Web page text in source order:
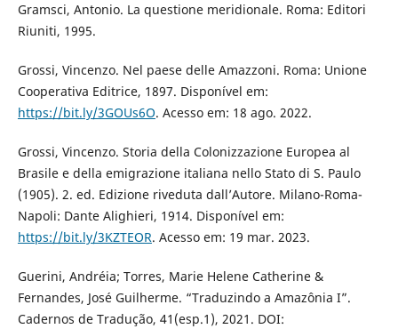
Gramsci, Antonio. La questione meridionale. Roma: Editori
Riuniti, 1995.
Grossi, Vincenzo. Nel paese delle Amazzoni. Roma: Unione
Cooperativa Editrice, 1897. Disponível em:
https://bit.ly/3GOUs6O. Acesso em: 18 ago. 2022.
Grossi, Vincenzo. Storia della Colonizzazione Europea al
Brasile e della emigrazione italiana nello Stato di S. Paulo
(1905). 2. ed. Edizione riveduta dall’Autore. Milano-Roma-
Napoli: Dante Alighieri, 1914. Disponível em:
https://bit.ly/3KZTEOR. Acesso em: 19 mar. 2023.
Guerini, Andréia; Torres, Marie Helene Catherine &
Fernandes, José Guilherme. “Traduzindo a Amazônia I”.
Cadernos de Tradução, 41(esp.1), 2021. DOI: